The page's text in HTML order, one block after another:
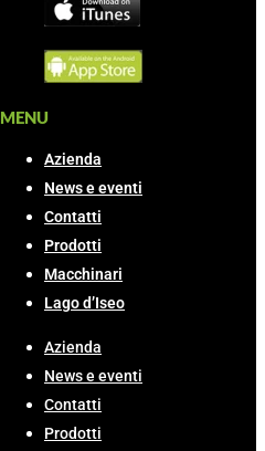
MENU
Azienda
News e eventi
Contatti
Prodotti
Macchinari
Lago d’Iseo
Azienda
News e eventi
Contatti
Prodotti